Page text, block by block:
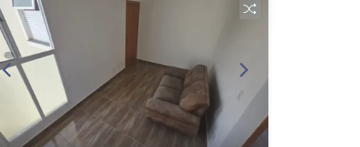
de documentação; - com foco: Zona Sul,
Zona Leste, Centro e Bonfim Paulista; -
para Venda, Compra e Locação,
imobiliária é Ribeirão Imóveis - sede na
Av. Professor João Fiusa;